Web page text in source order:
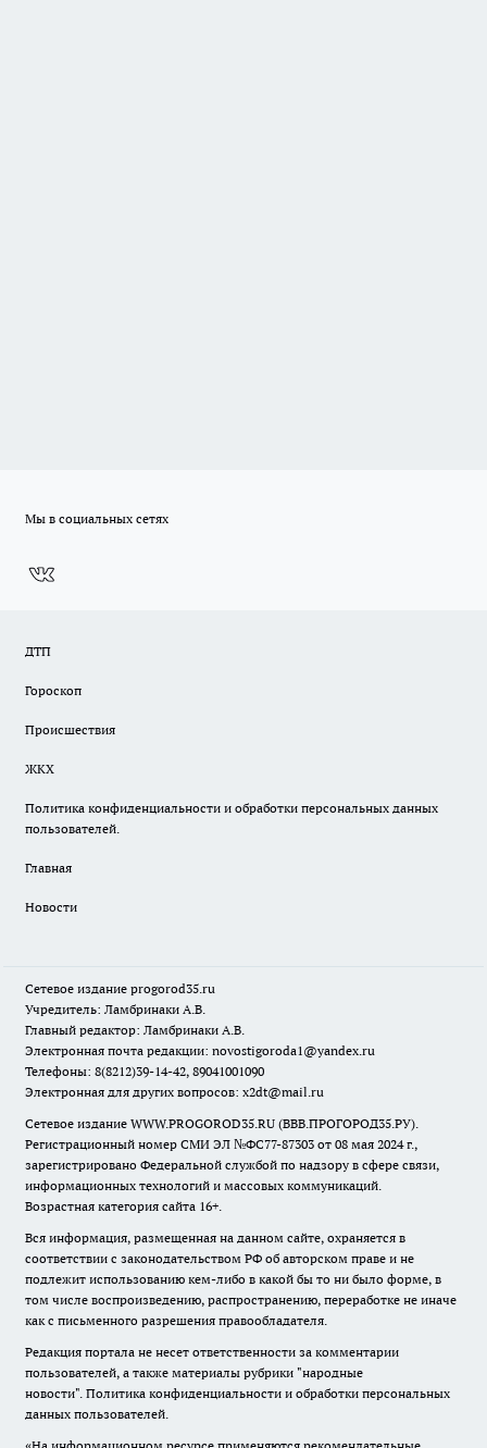
Мы в социальных сетях
ДТП
Гороскоп
Происшествия
ЖКХ
Политика конфиденциальности и обработки персональных данных
пользователей.
Главная
Новости
Сетевое издание progorod35.ru
Учредитель: Ламбринаки А.В.
Главный редактор: Ламбринаки А.В.
Электронная почта редакции: novostigoroda1@yandex.ru
Телефоны: 8(8212)39-14-42, 89041001090
Электронная для других вопросов: x2dt@mail.ru
Сетевое издание WWW.PROGOROD35.RU (ВВВ.ПРОГОРОД35.РУ).
Регистрационный номер СМИ ЭЛ №ФС77-87303 от 08 мая 2024 г.,
зарегистрировано Федеральной службой по надзору в сфере связи,
информационных технологий и массовых коммуникаций.
Возрастная категория сайта 16+.
Вся информация, размещенная на данном сайте, охраняется в
соответствии с законодательством РФ об авторском праве и не
подлежит использованию кем-либо в какой бы то ни было форме, в
том числе воспроизведению, распространению, переработке не иначе
как с письменного разрешения правообладателя.
Редакция портала не несет ответственности за комментарии
пользователей, а также материалы рубрики "народные
новости". Политика конфиденциальности и обработки персональных
данных пользователей.